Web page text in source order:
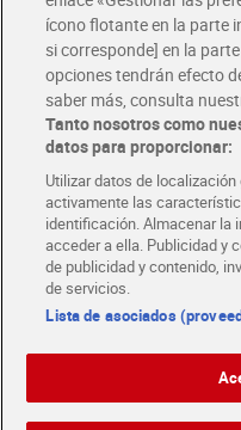
Folletos y Tiendas
Descubre las mejores
Tarjeta MaX Dia
Te devuelve hasta 8€/mes
¡Solicita tu tarjeta de crédito
COLABORA CON DIA
ícono flotante en la parte
si corresponde] en la
opciones tendrán efecto
saber más, consulta
Tanto nosotros como
datos para proporcionar:
Utilizar datos de
activamente las
identificación. Almacenar la
acceder a ella. Publicidad y
de publicidad y contenido,
de servicios.
Lista de asociados